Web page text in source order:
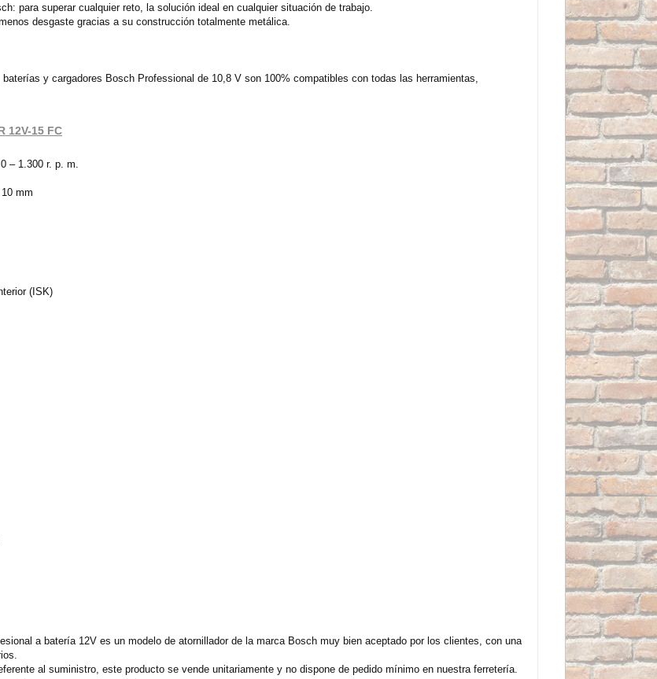
para superar cualquier reto, la solución ideal en cualquier situación de trabajo.
desgaste gracias a su construcción totalmente metálica.
y cargadores Bosch Professional de 10,8 V son 100% compatibles con todas las herramientas,
12V-15 FC
– 1.300 r. p. m.
mm
(ISK)
a batería 12V es un modelo de atornillador de la marca Bosch muy bien aceptado por los clientes, con una
al suministro, este producto se vende unitariamente y no dispone de pedido mínimo en nuestra ferretería.